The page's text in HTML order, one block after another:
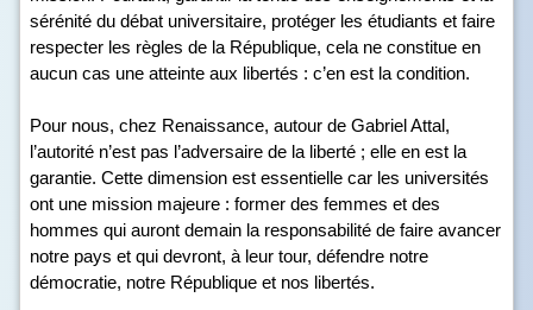
sérénité du débat universitaire, protéger les étudiants et faire
respecter les règles de la République, cela ne constitue en
aucun cas une atteinte aux libertés : c’en est la condition.
Pour nous, chez Renaissance, autour de Gabriel Attal,
l’autorité n’est pas l’adversaire de la liberté ; elle en est la
garantie. Cette dimension est essentielle car les universités
ont une mission majeure : former des femmes et des
hommes qui auront demain la responsabilité de faire avancer
notre pays et qui devront, à leur tour, défendre notre
démocratie, notre République et nos libertés.